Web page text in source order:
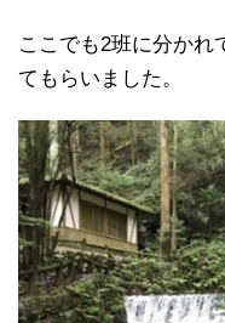
ここでも2班に分かれ
てもらいました。